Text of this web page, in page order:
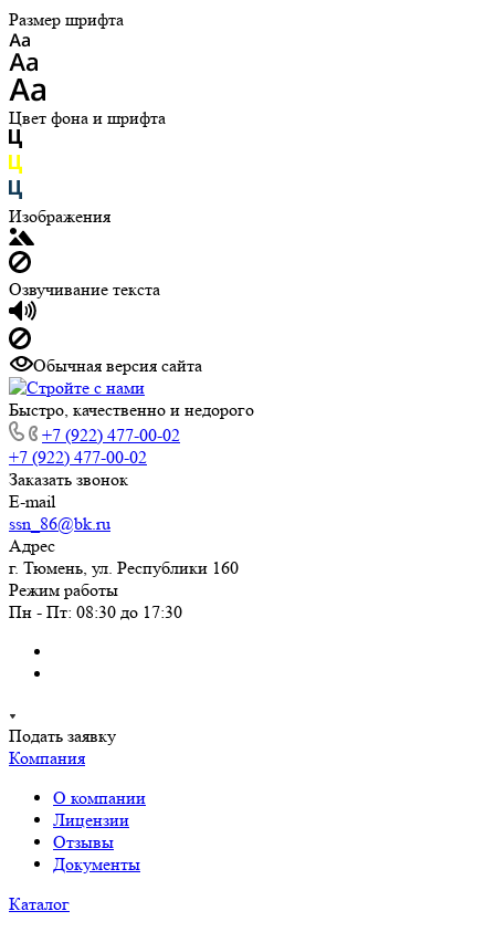
Размер шрифта
Цвет фона и шрифта
Изображения
Озвучивание текста
Обычная версия сайта
Быстро, качественно и недорого
+7 (922) 477-00-02
+7 (922) 477-00-02
Заказать звонок
E-mail
ssn_86@bk.ru
Адрес
г. Тюмень, ул. Республики 160
Режим работы
Пн - Пт: 08:30 до 17:30
Подать заявку
Компания
О компании
Лицензии
Отзывы
Документы
Каталог